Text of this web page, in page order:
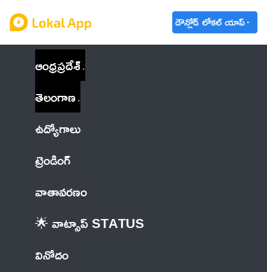
డౌన్లోడ్ లోకల్ యాప్
ఆంధ్రప్రదేశ్
తెలంగాణ
ఉద్యోగాలు
ట్రెండింగ్
వాతావరణం
🌟 వాట్సాప్ STATUS
వినోదం